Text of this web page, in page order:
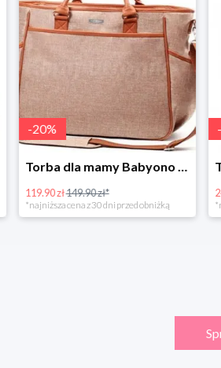
-20%
119.90 zł149.90 zł*
*najniższa cena z 30 dni przed obniżką
-